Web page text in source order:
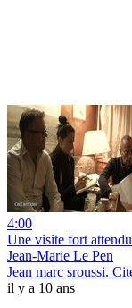
4:00
Une visite fort
Jean-Marie Le Pen
Jean marc sroussi.
il y a 10 ans